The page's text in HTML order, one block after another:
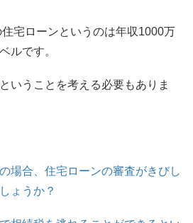
宅ローンというのは年収1000万
ルです。
いうことを考える必要もありま
場合、住宅ローンの審査がきびし
ょうか？